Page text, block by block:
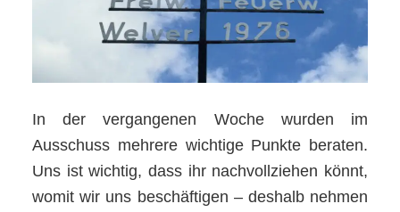
In der vergangenen Woche wurden im
Ausschuss mehrere wichtige Punkte beraten.
Uns ist wichtig, dass ihr nachvollziehen könnt,
womit wir uns beschäftigen – deshalb nehmen